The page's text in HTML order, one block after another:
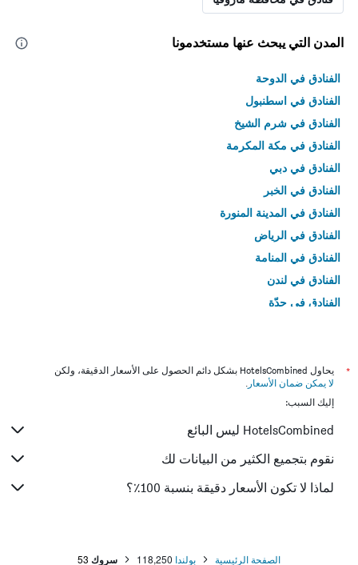
المدن التي يبحث عنها مستخدمونا
الفنادق في الدوحة
الفنادق في اسطنبول
الفنادق في شرم الشيخ
الفنادق في مكة المكرمة
الفنادق في دبي
الفنادق في الخبر
الفنادق في المدينة المنورة
الفنادق في الرياض
الفنادق في المنامة
الفنادق في لندن
الفنادق في جدّة
*
يحاول HotelsCombined بشكل دائم الحصول على الأسعار الدقيقة، ولكن
لا يمكن ضمان الأسعار .
إليك السبب:
HotelsCombined ليس البائع
نقوم بتجميع الكثير من البيانات لك
لماذا لا تكون الأسعار دقيقة بنسبة 100٪؟
الصفحة الرئيسية بولندا 118,250 سروك 53